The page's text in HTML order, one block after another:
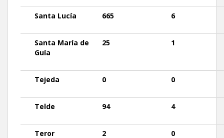
Santa Lucía 665 6
Santa María de
Guía
25 1
Tejeda 0 0
Telde 94 4
Teror 2 0